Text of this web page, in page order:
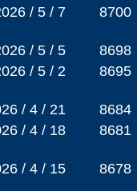
/ 5 / 7 8700
/ 5 / 5 8698
/ 5 / 2 8695
/ 4 / 21 8684
/ 4 / 18 8681
/ 4 / 15 8678